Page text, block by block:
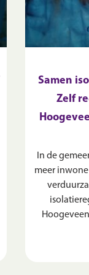
Samen
Zelf
In de
meer